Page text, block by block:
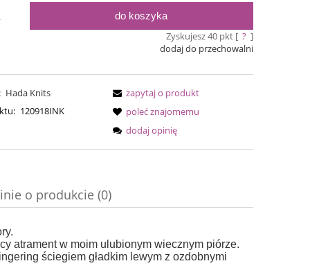
Simple Sock - 20
54,00 zł
Cena regularna: 69,00 zł
69,00 zł
do koszyka
Zyskujesz40pkt [ ? ]
dodaj do przechowalni
Hada Knits
120918INK
zapytaj o produkt
poleć znajomemu
dodaj opinię
o produkcie (0)
atrament w moim ulubionym wiecznym piórze.
ściegiem gładkim lewym z ozdobnymi